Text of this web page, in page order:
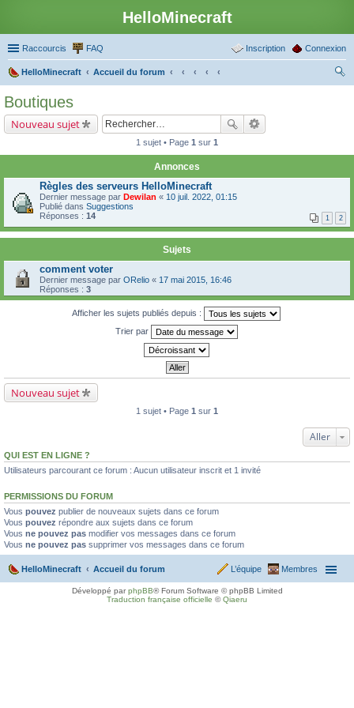
HelloMinecraft
Raccourcis FAQ Connexion
Inscription
HelloMinecraft
Accueil du forum
Boutiques
Nouveau sujet
1 sujet • Page 1 sur 1
Annonces
Règles des serveurs HelloMinecraft
Dernier message par Dewilan « 10 juil. 2022, 01:15
Publié dans Suggestions
Réponses : 14 1 2
Sujets
comment voter
Dernier message par ORelio « 17 mai 2015, 16:46
Réponses : 3
Afficher les sujets publiés depuis :
Trier par
Nouveau sujet
1 sujet • Page 1 sur 1
Aller
QUI EST EN LIGNE ?
Utilisateurs parcourant ce forum : Aucun utilisateur inscrit et 1 invité
PERMISSIONS DU FORUM
Vous pouvez publier de nouveaux sujets dans ce forum
Vous pouvez répondre aux sujets dans ce forum
Vous ne pouvez pas modifier vos messages dans ce forum
Vous ne pouvez pas supprimer vos messages dans ce forum
HelloMinecraft Accueil du forum Membres
L’équipe
Développé parphpBB® Forum Software © phpBB Limited
Traduction française officielle ©Qiaeru